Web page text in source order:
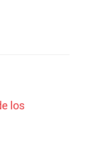
los